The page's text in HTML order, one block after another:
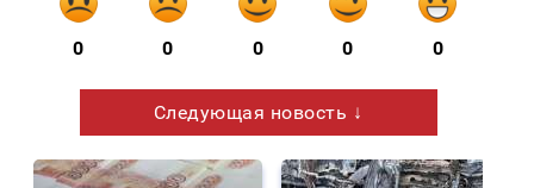
0 0 0 0 0
Следующая новость ↓